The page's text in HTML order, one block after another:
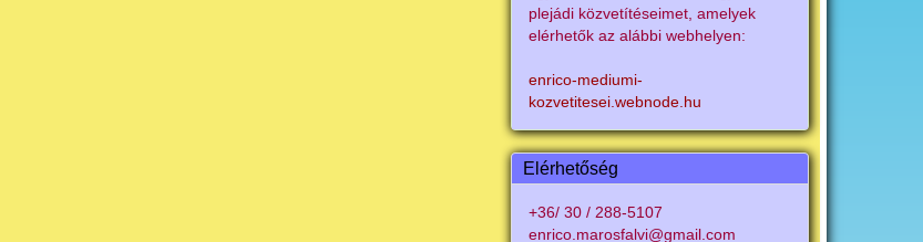
plejádi közvetítéseimet, amelyek
elérhetők az alábbi webhelyen:
enrico-mediumi-
kozvetitesei.webnode.hu
Elérhetőség
+36/ 30 / 288-5107
enrico.marosfalvi@gmail.com